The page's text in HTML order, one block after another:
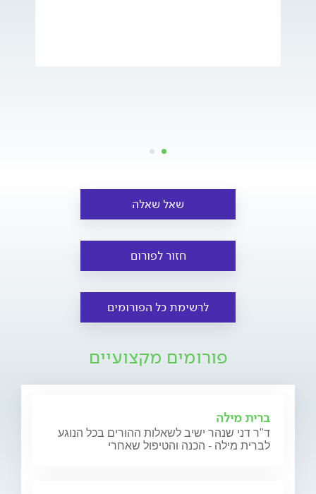
שאל שאלה
חזור לפורום
לרשימת כל הפורומים
פורומים מקצועיים
ברית מילה
ד"ר דני שנהר ישיב לשאלות ההורים בכל הנוגע
לברית מילה - הכנה והטיפול שאחרי